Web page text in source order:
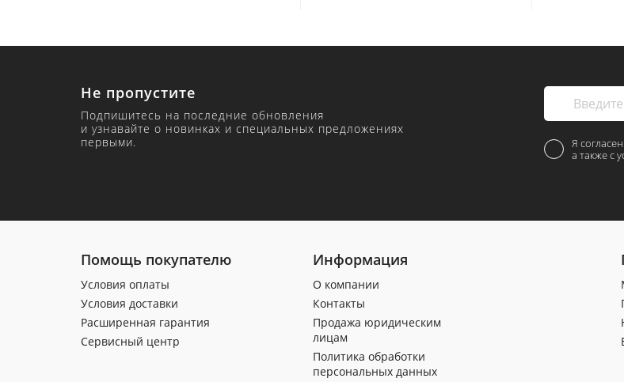
Не пропустите
Подпишитесь на последние обновления
и узнавайте о новинках и специальных предложениях
первыми.
Я
а также с
Помощь покупателю
Условия оплаты
Условия доставки
Расширенная гарантия
Сервисный центр
Информация
О компании
Контакты
Продажа юридическим
лицам
Политика обработки
персональных данных